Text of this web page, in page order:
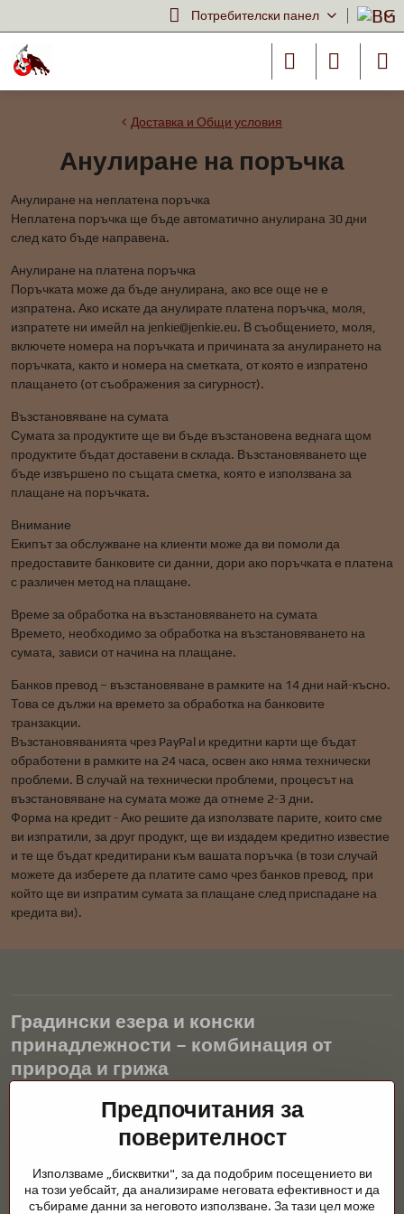
Потребителски панел
Доставка и Общи условия
Анулиране на поръчка
Анулиране на неплатена поръчка
Неплатена поръчка ще бъде автоматично анулирана 30 дни
след като бъде направена.
Анулиране на платена поръчка
Поръчката може да бъде анулирана, ако все още не е
изпратена. Ако искате да анулирате платена поръчка, моля,
изпратете ни имейл на jenkie@jenkie.eu. В съобщението, моля,
включете номера на поръчката и причината за анулирането на
поръчката, както и номера на сметката, от която е изпратено
плащането (от съображения за сигурност).
Възстановяване на сумата
Сумата за продуктите ще ви бъде възстановена веднага щом
продуктите бъдат доставени в склада. Възстановяването ще
бъде извършено по същата сметка, която е използвана за
плащане на поръчката.
Внимание
Екипът за обслужване на клиенти може да ви помоли да
предоставите банковите си данни, дори ако поръчката е платена
с различен метод на плащане.
Време за обработка на възстановяването на сумата
Времето, необходимо за обработка на възстановяването на
сумата, зависи от начина на плащане.
Банков превод – възстановяване в рамките на 14 дни най-късно.
Това се дължи на времето за обработка на банковите
транзакции.
Възстановяванията чрез PayPal и кредитни карти ще бъдат
обработени в рамките на 24 часа, освен ако няма технически
проблеми. В случай на технически проблеми, процесът на
възстановяване на сумата може да отнеме 2-3 дни.
Форма на кредит - Ако решите да използвате парите, които сме
ви изпратили, за друг продукт, ще ви издадем кредитно известие
и те ще бъдат кредитирани към вашата поръчка (в този случай
можете да изберете да платите само чрез банков превод, при
който ще ви изпратим сумата за плащане след приспадане на
кредита ви).
Градински езера и конски
принадлежности – комбинация от
природа и грижа
Градинските езера са красиво допълнение към всеки екстериор
и създават хармонична среда за релаксация и живот на водните
животни. Правилната технология, филтрацията и редовната
през цялата година. Също толкова важна е грижата за
животните, които са част от нашия живот.
Предпочитания за
поверителност
Използваме „бисквитки", за да подобрим посещението ви
на този уебсайт, да анализираме неговата ефективност и да
събираме данни за неговото използване. За тази цел може